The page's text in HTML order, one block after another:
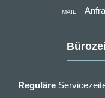
MAIL
Reguläre